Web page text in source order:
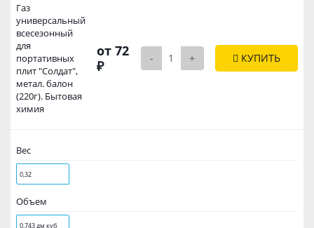
Газ
универсальный
всесезонный
для
портативных
плит "Солдат",
метал. балон
(220г). Бытовая
химия
от 72
₽
- + КУПИТЬ
Вес
0,32
Объем
0,743 дм куб